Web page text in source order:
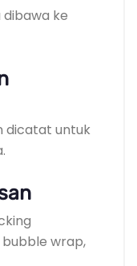
ke
dicatat untuk
wrap,